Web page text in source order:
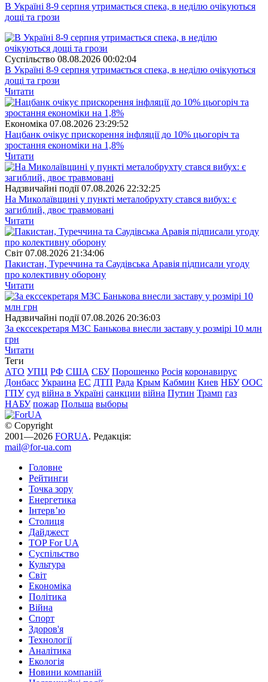
В Україні 8-9 серпня утримається спека, в неділю очікуються
дощі та грози
Суспiльство 08.08.2026 00:02:04
В Україні 8-9 серпня утримається спека, в неділю очікуються
дощі та грози
Читати
Економіка 07.08.2026 23:29:52
Нацбанк очікує прискорення інфляції до 10% цьогоріч та
зростання економіки на 1,8%
Читати
Надзвичайні події 07.08.2026 22:32:25
На Миколаївщині у пункті металобрухту стався вибух: є
загиблий, двоє травмовані
Читати
Свiт 07.08.2026 21:34:06
Пакистан, Туреччина та Саудівська Аравія підписали угоду
про колективну оборону
Читати
Надзвичайні події 07.08.2026 20:36:03
За екссекретаря МЗС Банькова внесли заставу у розмірі 10 млн
грн
Читати
Теги
АТО УПЦ РФ США СБУ Порошенко Росія коронавирус
Донбасс Украина ЕС ДТП Рада Крым Кабмин Киев НБУ ООС
ГПУ суд війна в Україні санкции війна Путин Трамп газ
НАБУ пожар Польша выборы
© Copyright
2001—2026 FORUA. Редакція:
mail@for-ua.com
Головне
Рейтинги
Точка зору
Енергетика
Інтерв’ю
Столиця
Дайджест
TOP For UA
Суспiльство
Культура
Світ
Економіка
Політика
Війна
Спорт
Здоров'я
Технології
Аналітика
Екологія
Новини компаній